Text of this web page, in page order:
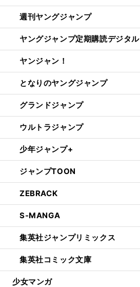
週刊ヤングジャンプ
ヤングジャンプ定期購読デジタル
ヤンジャン！
となりのヤングジャンプ
グランドジャンプ
ウルトラジャンプ
少年ジャンプ+
ジャンプTOON
ZEBRACK
S-MANGA
集英社ジャンプリミックス
集英社コミック文庫
少女マンガ